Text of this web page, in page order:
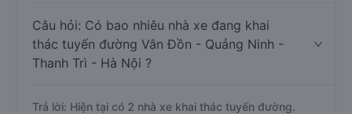
Câu hỏi: Có bao nhiêu nhà xe đang khai
thác tuyến đường Vân Đồn - Quảng Ninh -
Thanh Trì - Hà Nội ?
Trả lời: Hiện tại có 2 nhà xe khai thác tuyến đường.